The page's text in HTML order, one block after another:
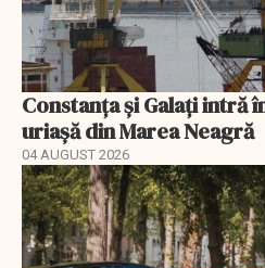
Constanța și Galați intră
uriașă din Marea Neagră
04 AUGUST 2026